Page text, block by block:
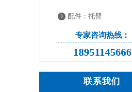
配件：托臂
专家咨询热线：
18951145666
联系我们